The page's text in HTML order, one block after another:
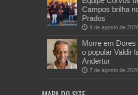
Campos brilha
Prados
9 de agosto de
Morre em Dores
o popular Valdir
Andertur
7 de agosto de